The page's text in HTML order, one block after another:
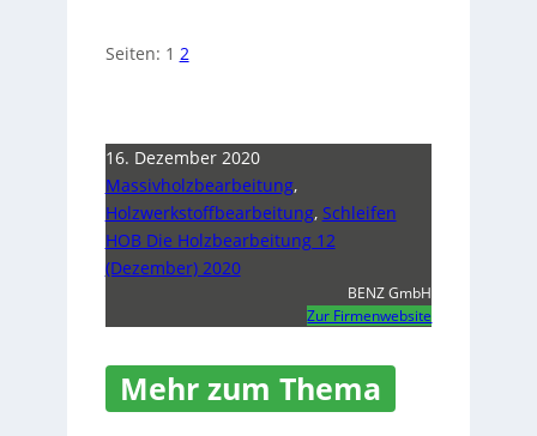
Seiten: 1 2
16. Dezember 2020
Massivholzbearbeitung,
Holzwerkstoffbearbeitung, Schleifen
HOB Die Holzbearbeitung 12
(Dezember) 2020
BENZ GmbH
Zur Firmenwebsite
Mehr zum Thema